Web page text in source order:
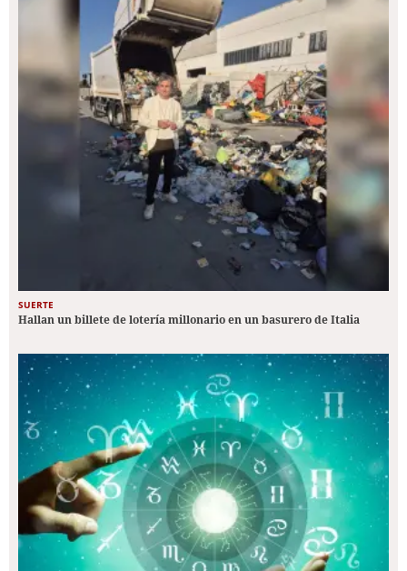
SUERTE
Hallan un billete de lotería millonario en un basurero de Italia